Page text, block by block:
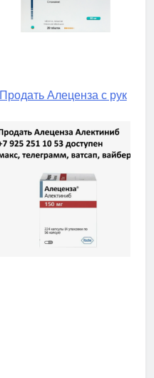
Продать Алеценза с рук